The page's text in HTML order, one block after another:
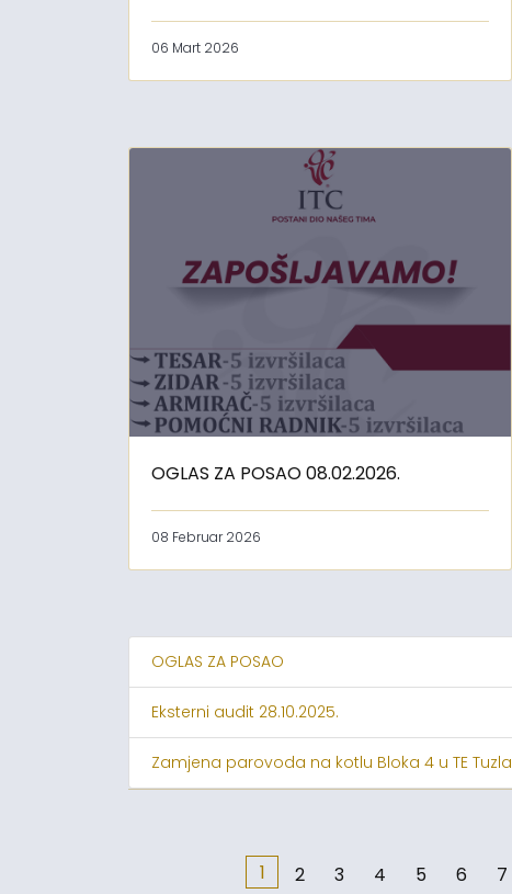
06 Mart 2026
OGLAS ZA POSAO 08.02.2026.
08 Februar 2026
OGLAS ZA POSAO
Eksterni audit 28.10.2025.
Zamjena parovoda na kotlu Bloka 4 u TE Tuzla
1 2 3 4 5 6 7